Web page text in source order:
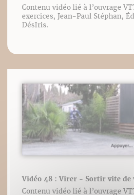
Contenu vidéo lié à l’ouvrage
exercices, Jean-Paul Stéphan,
DésIris.
Vidéo 48 : Virer - Sortir vite de
Contenu vidéo lié à l’ouvrage